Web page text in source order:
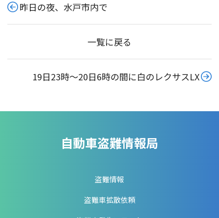
昨日の夜、水戸市内で
一覧に戻る
19日23時〜20日6時の間に白のレクサスLX
自動車盗難情報局
盗難情報
盗難車拡散依頼